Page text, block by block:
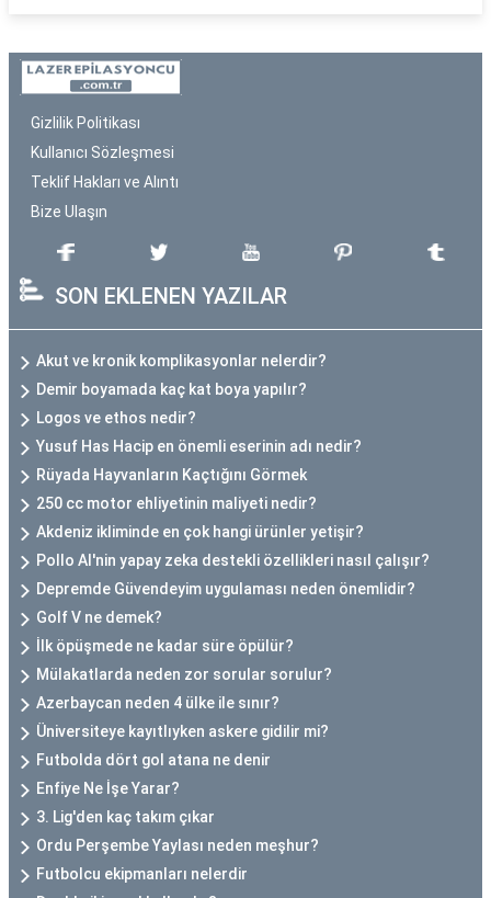
Gizlilik Politikası
Kullanıcı Sözleşmesi
Teklif Hakları ve Alıntı
Bize Ulaşın
SON EKLENEN YAZILAR
Akut ve kronik komplikasyonlar nelerdir?
Demir boyamada kaç kat boya yapılır?
Logos ve ethos nedir?
Yusuf Has Hacip en önemli eserinin adı nedir?
Rüyada Hayvanların Kaçtığını Görmek
250 cc motor ehliyetinin maliyeti nedir?
Akdeniz ikliminde en çok hangi ürünler yetişir?
Pollo AI'nin yapay zeka destekli özellikleri nasıl çalışır?
Depremde Güvendeyim uygulaması neden önemlidir?
Golf V ne demek?
İlk öpüşmede ne kadar süre öpülür?
Mülakatlarda neden zor sorular sorulur?
Azerbaycan neden 4 ülke ile sınır?
Üniversiteye kayıtlıyken askere gidilir mi?
Futbolda dört gol atana ne denir
Enfiye Ne İşe Yarar?
3. Lig'den kaç takım çıkar
Ordu Perşembe Yaylası neden meşhur?
Futbolcu ekipmanları nelerdir